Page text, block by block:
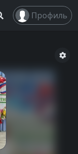
Профиль